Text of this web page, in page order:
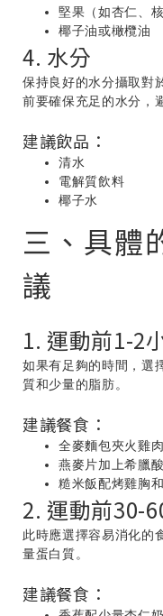
堅果（如杏仁、核
椰子油或橄欖油
4. 水分
保持良好的水分攝取對
前要確保充足的水分，
建議飲品：
清水
電解質飲料
椰子水
三、具體
議
1. 運動前1-2
如果有足夠的時間，選
質和少量的脂肪。
建議餐食：
全麥麵包夾火雞
燕麥片加上希臘
糙米飯配烤雞胸
2. 運動前30-
此時應選擇容易消化的
量蛋白質。
建議餐食：